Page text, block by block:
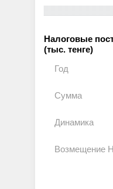
Налоговые
(тыс. тенге)